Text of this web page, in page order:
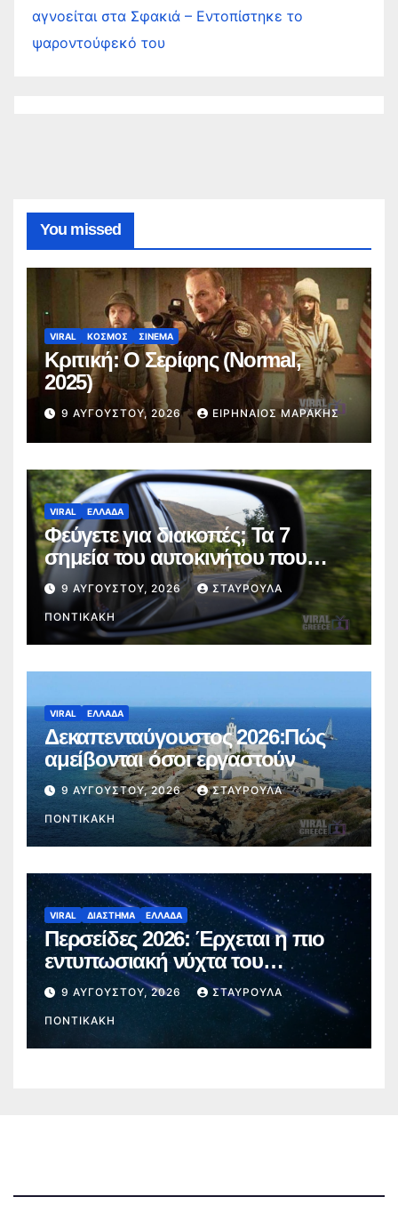
αγνοείται στα Σφακιά – Εντοπίστηκε το
ψαροντούφεκό του
You missed
VIRAL ΚΟΣΜΟΣ ΣΙΝΕΜΑ
Κριτική: Ο Σερίφης (Normal,
2025)
9 ΑΥΓΟΎΣΤΟΥ, 2026 ΕΙΡΗΝΑΊΟΣ ΜΑΡΆΚΗΣ
VIRAL ΕΛΛΑΔΑ
Φεύγετε για διακοπές; Τα 7
σημεία του αυτοκινήτου που
πρέπει να ελέγξετε πριν από το
ταξίδι
9 ΑΥΓΟΎΣΤΟΥ, 2026 ΣΤΑΥΡΟΎΛΑ
ΠΟΝΤΙΚΆΚΗ
VIRAL ΕΛΛΑΔΑ
Δεκαπενταύγουστος 2026:Πώς
αμείβονται όσοι εργαστούν
9 ΑΥΓΟΎΣΤΟΥ, 2026 ΣΤΑΥΡΟΎΛΑ
ΠΟΝΤΙΚΆΚΗ
VIRAL ΔΙΑΣΤΗΜΑ ΕΛΛΑΔΑ
Περσείδες 2026: Έρχεται η πιο
εντυπωσιακή νύχτα του
καλοκαιριού – Πότε θα δούμε τα
«πεφταστέρια»
9 ΑΥΓΟΎΣΤΟΥ, 2026 ΣΤΑΥΡΟΎΛΑ
ΠΟΝΤΙΚΆΚΗ